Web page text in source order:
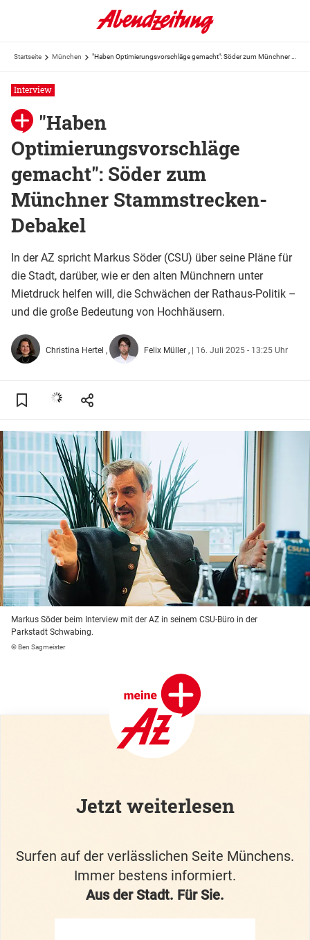
Startseite München
Interview
"Haben
Optimierungsvorschläge
gemacht": Söder zum
Münchner Stammstrecken-
Debakel
In der AZ spricht Markus Söder (CSU) über seine Pläne für
die Stadt, darüber, wie er den alten Münchnern unter
Mietdruck helfen will, die Schwächen der Rathaus-Politik –
und die große Bedeutung von Hochhäusern.
Christina Hertel Felix Müller | 16. Juli 2025 - 13:25 Uhr
Markus Söder beim Interview mit der AZ in seinem CSU-Büro in der
Parkstadt Schwabing.
© Ben Sagmeister
Jetzt weiterlesen
Surfen auf der verlässlichen Seite Münchens.
Immer bestens informiert.
Aus der Stadt. Für Sie.